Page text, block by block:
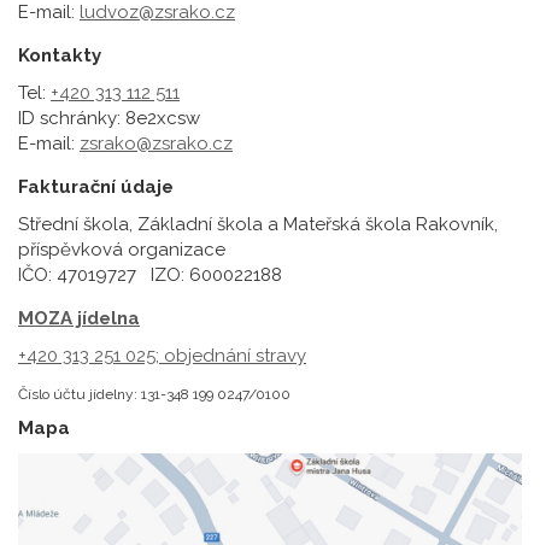
E-mail: ludvoz@zsrako.cz
Kontakty
Tel: +420 313 112 511
ID schránky: 8e2xcsw
E-mail: zsrako@zsrako.cz
Fakturační údaje
Střední škola, Základní škola a Mateřská škola Rakovník,
příspěvková organizace
IČO: 47019727 IZO: 600022188
MOZA jídelna
+420 313 251 025; objednání stravy
Číslo účtu jídelny: 131-348 199 0247/0100
Mapa